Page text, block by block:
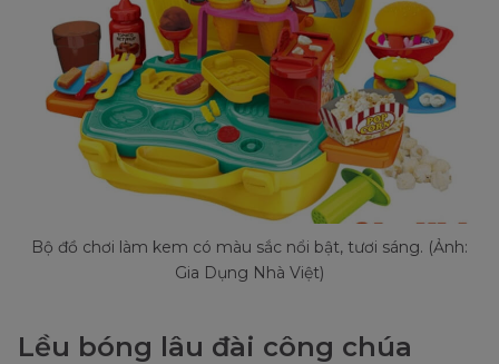
Bộ đồ chơi làm kem có màu sắc nổi bật, tươi sáng. (Ảnh:
Gia Dụng Nhà Việt)
Lều bóng lâu đài công chúa